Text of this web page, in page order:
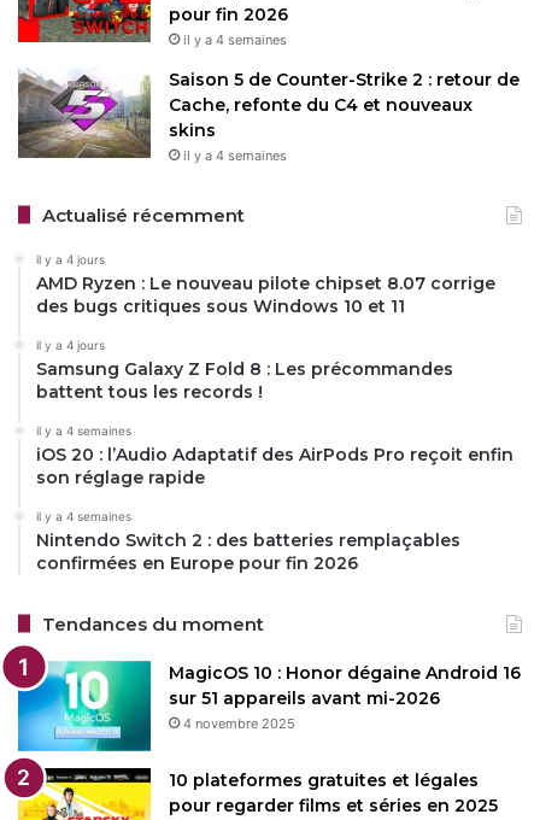
pour fin 2026
il y a 4 semaines
Saison 5 de Counter-Strike 2 : retour de
Cache, refonte du C4 et nouveaux
skins
il y a 4 semaines
Actualisé récemment
il y a 4 jours
AMD Ryzen : Le nouveau pilote chipset 8.07 corrige
des bugs critiques sous Windows 10 et 11
il y a 4 jours
Samsung Galaxy Z Fold 8 : Les précommandes
battent tous les records !
il y a 4 semaines
iOS 20 : l’Audio Adaptatif des AirPods Pro reçoit enfin
son réglage rapide
il y a 4 semaines
Nintendo Switch 2 : des batteries remplaçables
confirmées en Europe pour fin 2026
Tendances du moment
MagicOS 10 : Honor dégaine Android 16
sur 51 appareils avant mi-2026
4 novembre 2025
10 plateformes gratuites et légales
pour regarder films et séries en 2025